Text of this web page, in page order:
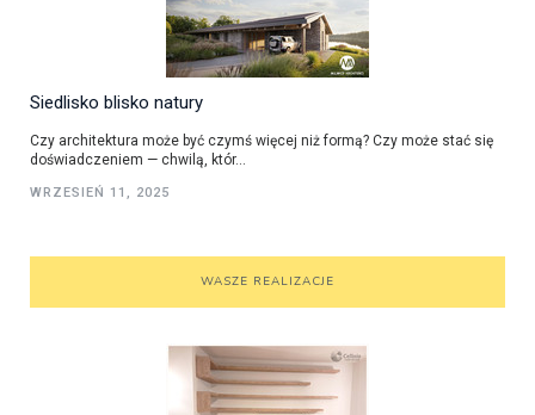
Siedlisko blisko natury
Czy architektura może być czymś więcej niż formą? Czy może stać się
doświadczeniem — chwilą, któr...
WRZESIEŃ 11, 2025
WASZE REALIZACJE